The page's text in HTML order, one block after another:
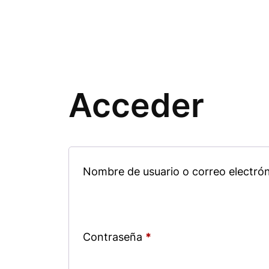
Acceder
Nombre de usuario o correo
Contraseña *